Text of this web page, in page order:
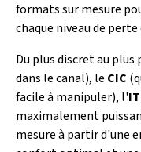
formats sur mesure
chaque niveau de
Du plus discret au plus
dans le canal), le CIC
facile à manipuler), l'
maximalement
mesure à partir d'une